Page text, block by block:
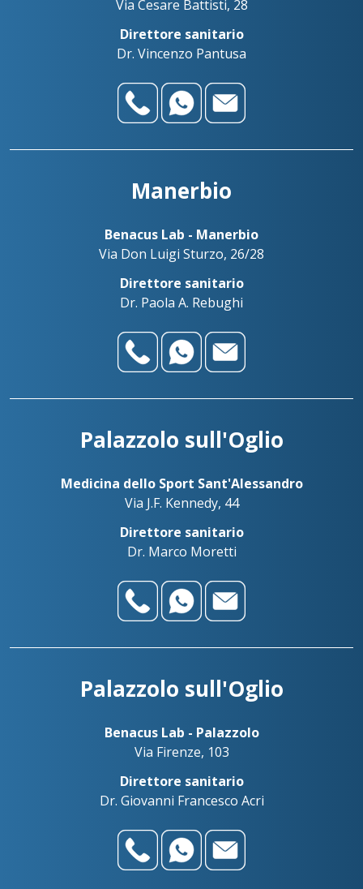
Via Cesare Battisti, 28
Direttore sanitario
Dr. Vincenzo Pantusa
Manerbio
Benacus Lab - Manerbio
Via Don Luigi Sturzo, 26/28
Direttore sanitario
Dr. Paola A. Rebughi
Palazzolo sull'Oglio
Medicina dello Sport Sant'Alessandro
Via J.F. Kennedy, 44
Direttore sanitario
Dr. Marco Moretti
Palazzolo sull'Oglio
Benacus Lab - Palazzolo
Via Firenze, 103
Direttore sanitario
Dr. Giovanni Francesco Acri